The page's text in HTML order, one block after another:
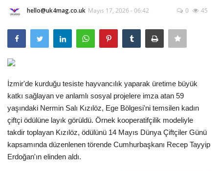
TVNET
TOPLUM
Londra
İş İlanları
Seri İlanlar
İngiltere
Videolar
hello@uk4mag.co.uk Mayıs 17, 2026 - 06:42 0 45
İzmir'de kurduğu tesiste hayvancılık yaparak üretime büyük
katkı sağlayan ve anlamlı sosyal projelere imza atan 59
yaşındaki Nermin Salı Kızılöz, Ege Bölgesi'ni temsilen kadın
çiftçi ödülüne layık görüldü. Örnek kooperatifçilik modeliyle
takdir toplayan Kızılöz, ödülünü 14 Mayıs Dünya Çiftçiler Günü
kapsamında düzenlenen törende Cumhurbaşkanı Recep Tayyip
Erdoğan'ın elinden aldı.